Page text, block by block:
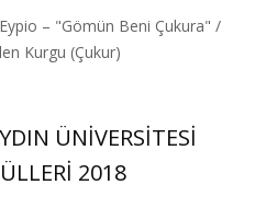
– "Gömün Beni Çukura" /
Kurgu (Çukur)
ÜNİVERSİTESİ
2018